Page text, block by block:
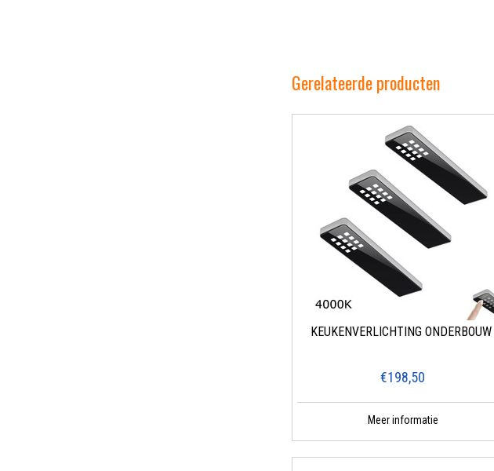
Gerelateerde producten
KEUKENVERLICHTING ONDERBOUW
€198,50
Meer informatie